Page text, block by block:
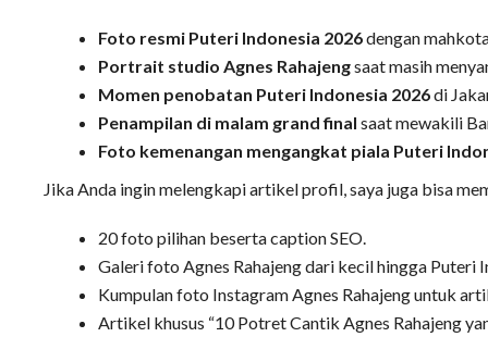
Foto resmi Puteri Indonesia 2026dengan
Portrait studio Agnes Rahajengsaat masih
Momen penobatan Puteri Indonesia 2026di
Penampilan di malam grand final saat mewakili
Foto kemenangan mengangkat piala Puteri
Jika Anda ingin melengkapi artikel profil, saya juga bisa
20 foto pilihan beserta caption SEO.
Galeri foto Agnes Rahajeng dari kecil hingga Puteri
Kumpulan foto Instagram Agnes Rahajeng untuk
Artikel khusus “10 Potret Cantik Agnes Rahajeng